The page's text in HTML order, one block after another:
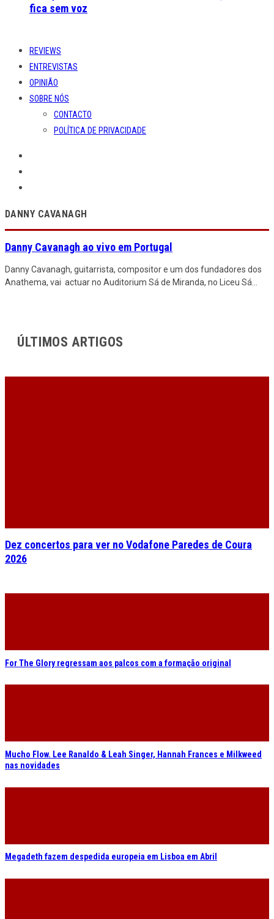
fica sem voz
REVIEWS
ENTREVISTAS
OPINIÃO
SOBRE NÓS
CONTACTO
POLÍTICA DE PRIVACIDADE
DANNY CAVANAGH
Danny Cavanagh ao vivo em Portugal
Danny Cavanagh, guitarrista, compositor e um dos fundadores dos
Anathema, vai actuar no Auditorium Sá de Miranda, no Liceu Sá...
ÚLTIMOS ARTIGOS
Dez concertos para ver no Vodafone Paredes de Coura
2026
For The Glory regressam aos palcos com a formação original
Mucho Flow. Lee Ranaldo & Leah Singer, Hannah Frances e Milkweed
nas novidades
Megadeth fazem despedida europeia em Lisboa em Abril